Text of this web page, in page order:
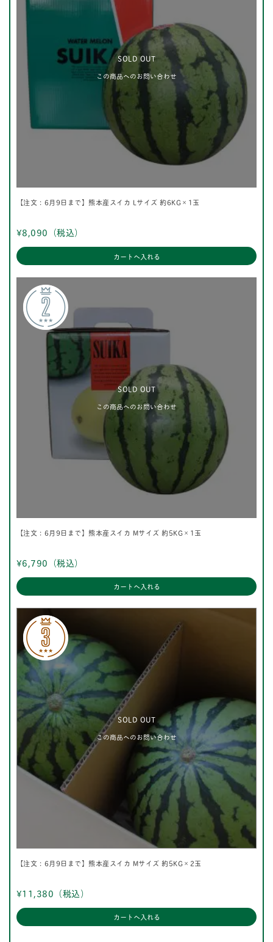
SOLD OUT
この商品へのお問い合わせ
【注文：6月9日まで】熊本産スイカ Lサイズ 約6KG×1玉
¥8,090 （税込）
SOLD OUT
この商品へのお問い合わせ
【注文：6月9日まで】熊本産スイカ Mサイズ 約5KG×1玉
¥6,790 （税込）
SOLD OUT
この商品へのお問い合わせ
【注文：6月9日まで】熊本産スイカ Mサイズ 約5KG×2玉
¥11,380 （税込）